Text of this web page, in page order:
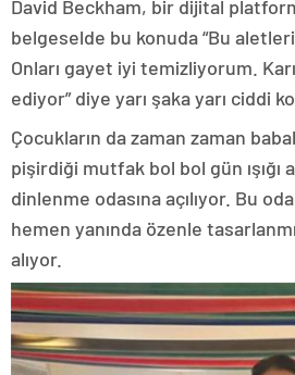
David Beckham, bir dijital
belgeselde bu konuda “Bu
Onları gayet iyi temizliyorum.
ediyor” diye yarı şaka yarı ciddi
Çocukların da zaman zaman
pişirdiği mutfak bol bol gün ışığı
dinlenme odasına açılıyor. Bu
hemen yanında özenle
alıyor.